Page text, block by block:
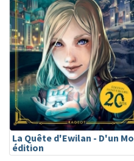
La Quête d'Ewilan - D'un
édition